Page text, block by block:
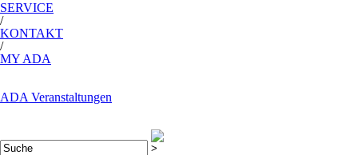
SERVICE
/
KONTAKT
/
MY ADA
ADA Veranstaltungen